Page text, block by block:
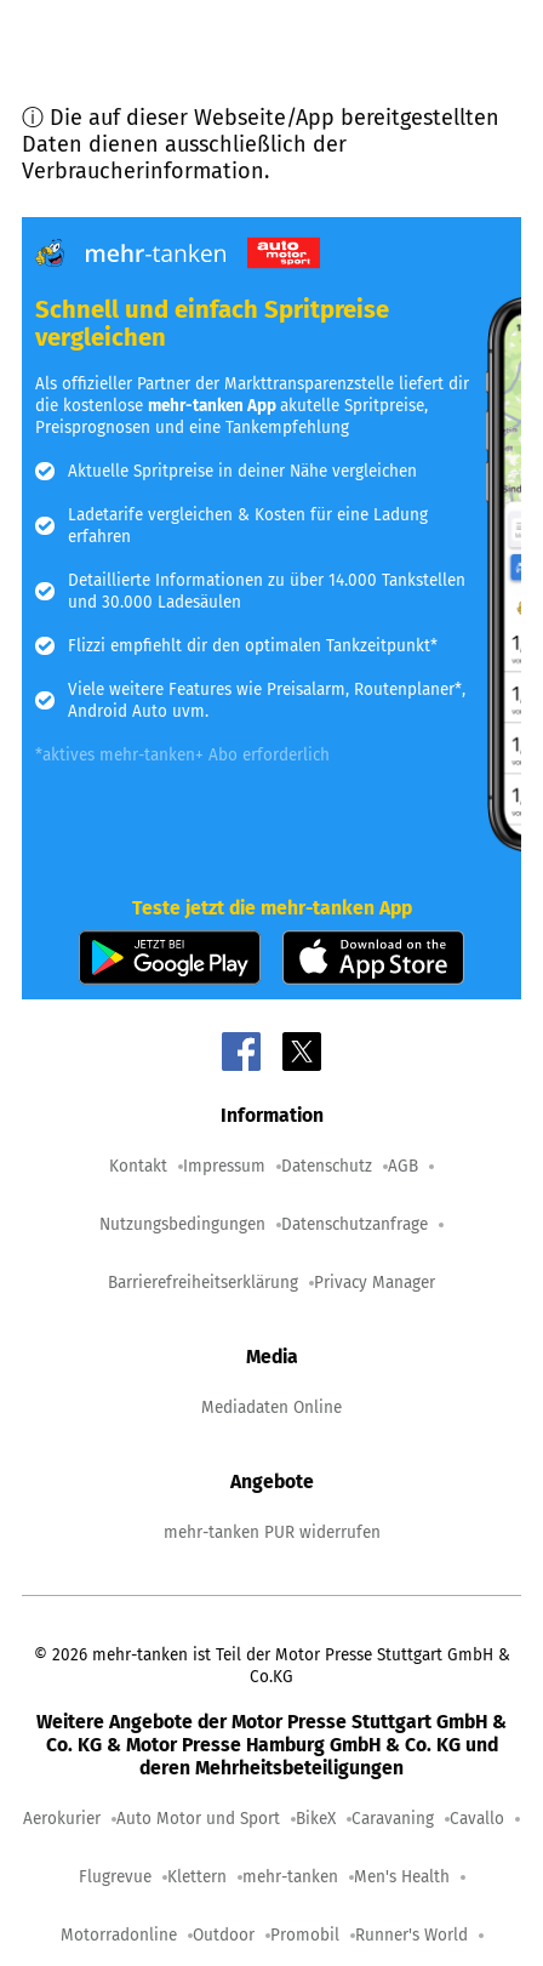
ⓘ Die auf dieser Webseite/App bereitgestellten
Daten dienen ausschließlich der
Verbraucherinformation.
Schnell und einfach Spritpreise
vergleichen
Als offizieller Partner der Markttransparenzstelle liefert dir
die kostenlosemehr-tanken Appakutelle Spritpreise,
Preisprognosen und eine Tankempfehlung
Aktuelle Spritpreise in deiner Nähe vergleichen
Ladetarife vergleichen & Kosten für eine Ladung
erfahren
Detaillierte Informationen zu über 14.000 Tankstellen
und 30.000 Ladesäulen
Flizzi empfiehlt dir den optimalen Tankzeitpunkt*
Viele weitere Features wie Preisalarm, Routenplaner*,
Android Auto uvm.
*aktives mehr-tanken+ Abo erforderlich
Teste jetzt die mehr-tanken App
Information
Kontakt Impressum Datenschutz AGB
Nutzungsbedingungen Datenschutzanfrage
Barrierefreiheitserklärung Privacy Manager
Media
Mediadaten Online
Angebote
mehr-tanken PUR widerrufen
© 2026 mehr-tanken ist Teil der Motor Presse Stuttgart GmbH &
Co.KG
Weitere Angebote der Motor Presse Stuttgart GmbH &
Co. KG & Motor Presse Hamburg GmbH & Co. KG und
deren Mehrheitsbeteiligungen
Aerokurier Auto Motor und Sport BikeX Caravaning Cavallo
Flugrevue Klettern mehr-tanken Men's Health
Motorradonline Outdoor Promobil Runner's World